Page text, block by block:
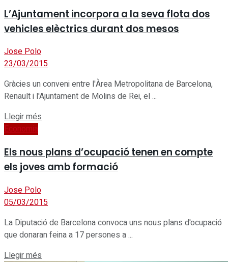
L’Ajuntament incorpora a la seva flota dos
vehicles elèctrics durant dos mesos
Jose Polo
23/03/2015
Gràcies un conveni entre l'Àrea Metropolitana de Barcelona,
Renault i l'Ajuntament de Molins de Rei, el ...
Llegir més
Economia
Els nous plans d’ocupació tenen en compte
els joves amb formació
Jose Polo
05/03/2015
La Diputació de Barcelona convoca uns nous plans d'ocupació
que donaran feina a 17 persones a ...
Llegir més